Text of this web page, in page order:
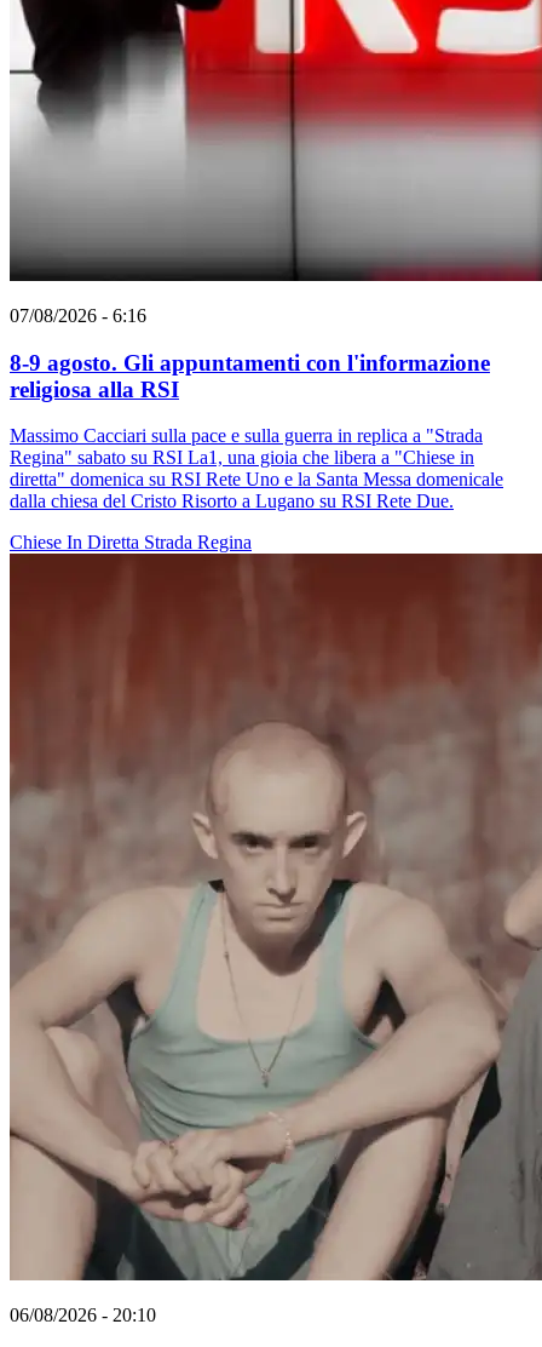
07/08/2026 - 6:16
8-9 agosto. Gli appuntamenti con l'informazione
religiosa alla RSI
Massimo Cacciari sulla pace e sulla guerra in replica a "Strada
Regina" sabato su RSI La1, una gioia che libera a "Chiese in
diretta" domenica su RSI Rete Uno e la Santa Messa domenicale
dalla chiesa del Cristo Risorto a Lugano su RSI Rete Due.
Chiese In Diretta Strada Regina
06/08/2026 - 20:10